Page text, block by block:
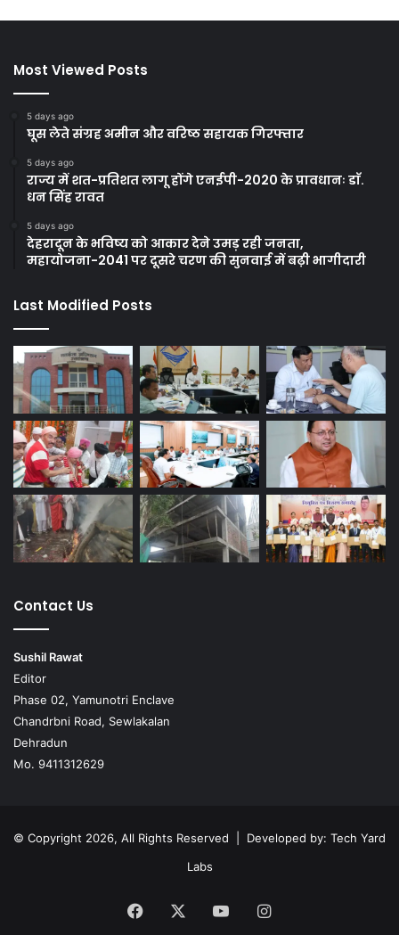
Most Viewed Posts
5 days ago
घूस लेते संग्रह अमीन और वरिष्ठ सहायक गिरफ्तार
5 days ago
राज्य में शत-प्रतिशत लागू होंगे एनईपी-2020 के प्रावधानः डाॅ.
धन सिंह रावत
5 days ago
देहरादून के भविष्य को आकार देने उमड़ रही जनता,
महायोजना-2041 पर दूसरे चरण की सुनवाई में बढ़ी भागीदारी
Last Modified Posts
Contact Us
Sushil Rawat
Editor
Phase 02, Yamunotri Enclave
Chandrbni Road, Sewlakalan
Dehradun
Mo. 9411312629
© Copyright 2026, All Rights Reserved | Developed by: Tech Yard
Labs
Facebook YouTubeInstagram